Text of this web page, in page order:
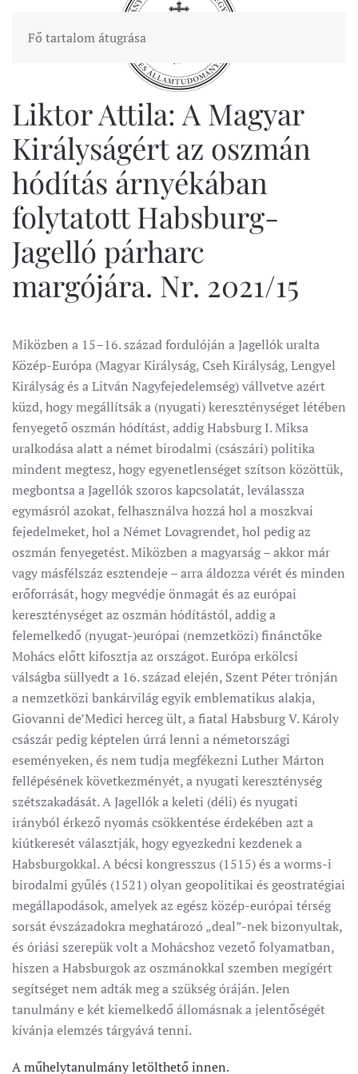
Fő tartalom átugrása
Liktor Attila: A Magyar
Királyságért az oszmán
hódítás árnyékában
folytatott Habsburg-
Jagelló párharc
margójára. Nr. 2021/15
Miközben a 15–16. század fordulóján a Jagellók uralta
Közép-Európa (Magyar Királyság, Cseh Királyság, Lengyel
Királyság és a Litván Nagyfejedelemség) vállvetve azért
küzd, hogy megállítsák a (nyugati) kereszténységet létében
fenyegető oszmán hódítást, addig Habsburg I. Miksa
uralkodása alatt a német birodalmi (császári) politika
mindent megtesz, hogy egyenetlenséget szítson közöttük,
megbontsa a Jagellók szoros kapcsolatát, leválassza
egymásról azokat, felhasználva hozzá hol a moszkvai
fejedelmeket, hol a Német Lovagrendet, hol pedig az
oszmán fenyegetést. Miközben a magyarság – akkor már
vagy másfélszáz esztendeje – arra áldozza vérét és minden
erőforrását, hogy megvédje önmagát és az európai
kereszténységet az oszmán hódítástól, addig a
felemelkedő (nyugat-)európai (nemzetközi) finánctőke
Mohács előtt kifosztja az országot. Európa erkölcsi
válságba süllyedt a 16. század elején, Szent Péter trónján
a nemzetközi bankárvilág egyik emblematikus alakja,
Giovanni de’Medici herceg ült, a fiatal Habsburg V. Károly
császár pedig képtelen úrrá lenni a németországi
eseményeken, és nem tudja megfékezni Luther Márton
fellépésének következményét, a nyugati kereszténység
szétszakadását. A Jagellók a keleti (déli) és nyugati
irányból érkező nyomás csökkentése érdekében azt a
kiútkeresét választják, hogy egyezkedni kezdenek a
Habsburgokkal. A bécsi kongresszus (1515) és a worms-i
birodalmi gyűlés (1521) olyan geopolitikai és geostratégiai
megállapodások, amelyek az egész közép-európai térség
sorsát évszázadokra meghatározó „deal”-nek bizonyultak,
és óriási szerepük volt a Mohácshoz vezető folyamatban,
hiszen a Habsburgok az oszmánokkal szemben megígért
segítséget nem adták meg a szükség óráján. Jelen
tanulmány e két kiemelkedő állomásnak a jelentőségét
kívánja elemzés tárgyává tenni.
A műhelytanulmány letölthető innen.